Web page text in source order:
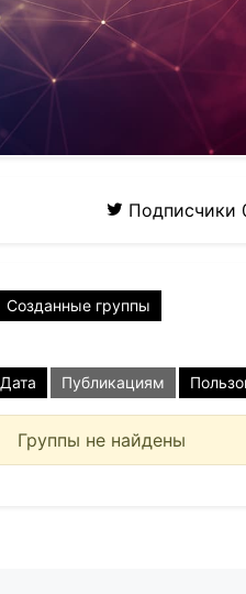
Подписчики
Созданные группы
Дата Публикациям
Группы не найдены